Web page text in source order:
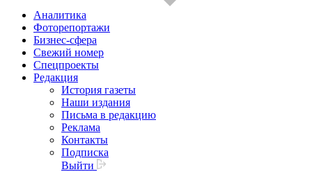
Аналитика
Фоторепортажи
Бизнес-сфера
Свежий номер
Спецпроекты
Редакция
История газеты
Наши издания
Письма в редакцию
Реклама
Контакты
Подписка
Выйти